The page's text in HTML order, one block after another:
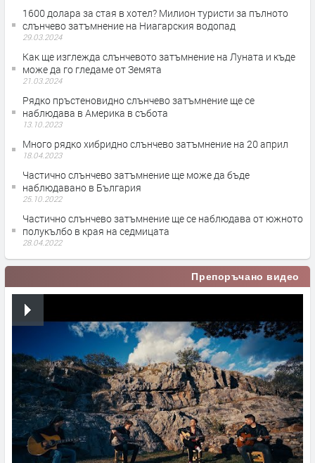
1600 долара за стая в хотел? Милион туристи за пълното
слънчево затъмнение на Ниагарския водопад
29.03.2024
Как ще изглежда слънчевото затъмнение на Луната и къде
може да го гледаме от Земята
21.03.2024
Рядко пръстеновидно слънчево затъмнение ще се
наблюдава в Америка в събота
13.10.2023
Много рядко хибридно слънчево затъмнение на 20 април
18.04.2023
Частично слънчево затъмнение ще може да бъде
наблюдавано в България
25.10.2022
Частично слънчево затъмнение ще се наблюдава от южното
полукълбо в края на седмицата
28.04.2022
Препоръчано видео